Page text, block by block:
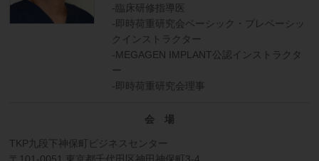
-臨床研修指導医
-即時荷重研究会ベーシック・プレベーシッ
クインストラクター
-MEGAGEN IMPLANT公認インストラクタ
ー
-即時荷重研究会理事
会 場
TKP九段下神保町ビジネスセンター